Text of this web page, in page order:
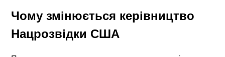
Чому змінюється керівництво
Нацрозвідки США